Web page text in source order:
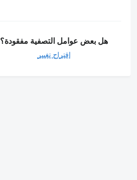
هل بعض عوامل التصفية مفقودة؟
اقتراح تغيير